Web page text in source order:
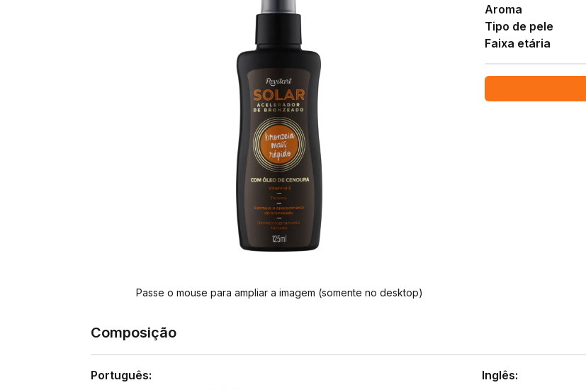
Passe o mouse para ampliar a imagem (somente no desktop)
Aroma
Tipo de pele
Faixa etária
Composição
Português:
Inglês: